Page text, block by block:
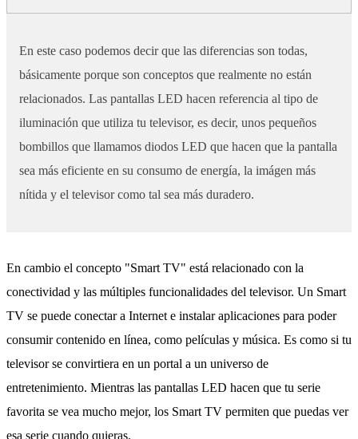
En este caso podemos decir que las diferencias son todas,
básicamente porque son conceptos que realmente no están
relacionados. Las pantallas LED hacen referencia al tipo de
iluminación que utiliza tu televisor, es decir, unos pequeños
bombillos que llamamos diodos LED que hacen que la pantalla
sea más eficiente en su consumo de energía, la imágen más
nítida y el televisor como tal sea más duradero.
En cambio el concepto "Smart TV" está relacionado con la
conectividad y las múltiples funcionalidades del televisor. Un Smart
TV se puede conectar a Internet e instalar aplicaciones para poder
consumir contenido en línea, como películas y música. Es como si tu
televisor se convirtiera en un portal a un universo de
entretenimiento. Mientras las pantallas LED hacen que tu serie
favorita se vea mucho mejor, los Smart TV permiten que puedas ver
esa serie cuando quieras.